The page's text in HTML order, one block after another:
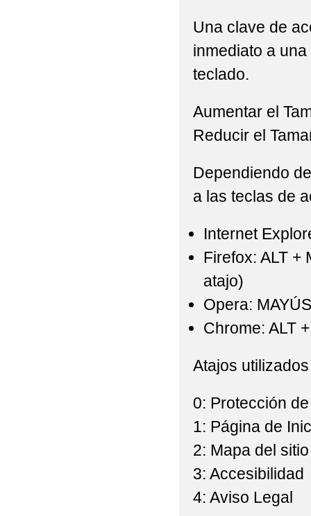
Una clave de
inmediato a
teclado.
Aumentar el
Reducir el
Dependiendo
a las teclas de
Internet
Firefox: ALT +
atajo)
Opera:
Chrome: ALT
Atajos
0: Protección
1: Página de
2: Mapa del sitio
3: Accesibilidad
4: Aviso Legal